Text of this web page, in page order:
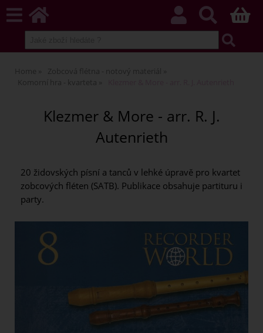
Home
Zobcová flétna - notový materiál
Komorní hra - kvarteta
Klezmer & More - arr. R. J.
Autenrieth
20 židovských písní a tanců v lehké úpravě pro kvartet
zobcových fléten (SATB). Publikace obsahuje partituru i
party.